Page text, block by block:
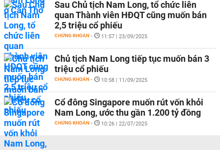
Sau Chủ tịch Nam Long, tổ chức liên
quan Thành viên HĐQT cũng muốn bán
2,5 triệu cổ phiếu
CHỨNG KHOÁN - 11:57 | 23/09/2025
Chủ tịch Nam Long tiếp tục muốn bán 3
triệu cổ phiếu
CHỨNG KHOÁN - 10:58 | 11/09/2025
Cổ đông Singapore muốn rút vốn khỏi
Nam Long, ước thu gần 1.200 tỷ đồng
CHỨNG KHOÁN - 10:26 | 22/07/2025